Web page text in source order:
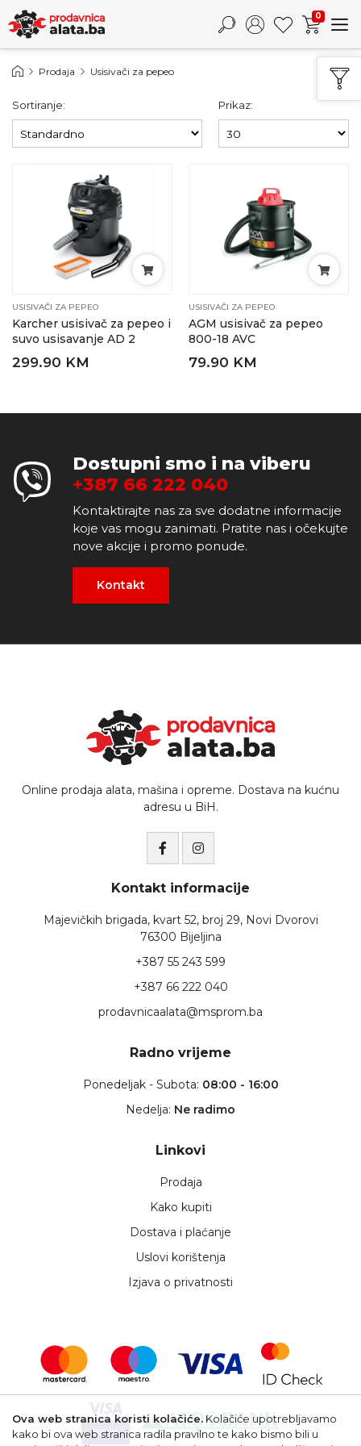
0
Prodaja Usisivači za pepeo
Sortiranje: Prikaz:
USISIVAČI ZA PEPEO
Karcher usisivač za pepeo i
suvo usisavanje AD 2
299.90 KM
USISIVAČI ZA PEPEO
AGM usisivač za pepeo
800-18 AVC
79.90 KM
Dostupni smo i na viberu
+387 66 222 040
Kontaktirajte nas za sve dodatne informacije
koje vas mogu zanimati. Pratite nas i očekujte
nove akcije i promo ponude.
Kontakt
Online prodaja alata, mašina i opreme. Dostava na kućnu
adresu u BiH.
Kontakt informacije
Majevičkih brigada, kvart 52, broj 29, Novi Dvorovi
76300 Bijeljina
+387 55 243 599
+387 66 222 040
prodavnicaalata@msprom.ba
Radno vrijeme
Ponedeljak - Subota: 08:00 - 16:00
Nedelja: Ne radimo
Linkovi
Prodaja
Kako kupiti
Dostava i plaćanje
Uslovi korištenja
Izjava o privatnosti
Ova web stranica koristi kolačiće. Kolačiće upotrebljavamo
kako bi ova web stranica radila pravilno te kako bismo bili u